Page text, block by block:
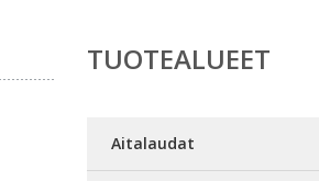
TUOTEALUEET
Aitalaudat